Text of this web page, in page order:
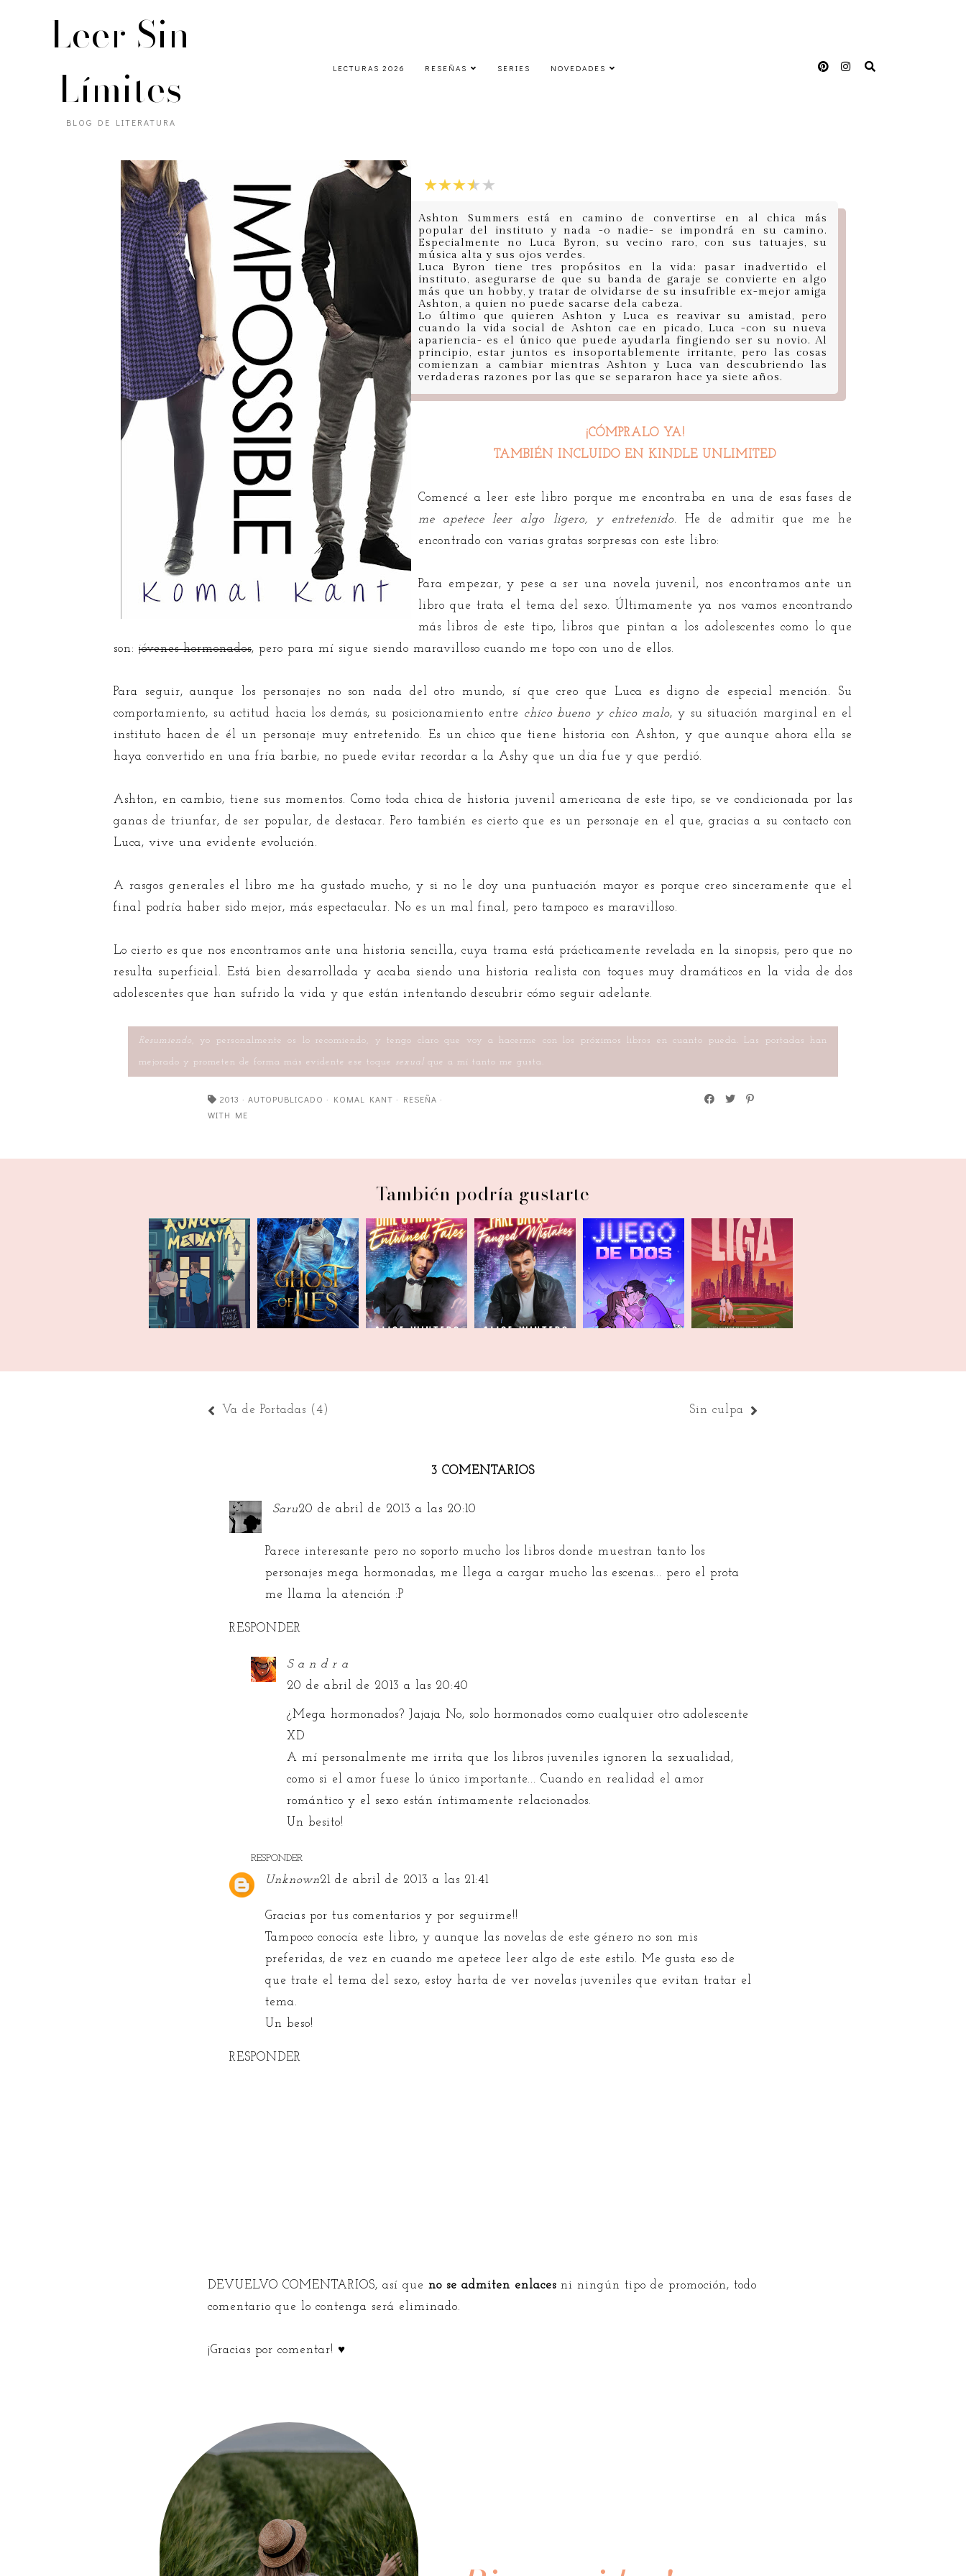
Leer Sin
Límites
BLOG DE LITERATURA
LECTURAS 2026 RESEÑAS SERIES NOVEDADES
Ashton Summers está en camino de convertirse en al chica más
popular del instituto y nada -o nadie- se impondrá en su camino.
Especialmente no Luca Byron, su vecino raro, con sus tatuajes, su
música alta y sus ojos verdes.
Luca Byron tiene tres propósitos en la vida: pasar inadvertido el
instituto, asegurarse de que su banda de garaje se convierte en algo
más que un hobby, y tratar de olvidarse de su insufrible ex-mejor amiga
Ashton, a quien no puede sacarse dela cabeza.
Lo último que quieren Ashton y Luca es reavivar su amistad, pero
cuando la vida social de Ashton cae en picado, Luca -con su nueva
apariencia- es el único que puede ayudarla fingiendo ser su novio. Al
principio, estar juntos es insoportablemente irritante, pero las cosas
comienzan a cambiar mientras Ashton y Luca van descubriendo las
verdaderas razones por las que se separaron hace ya siete años.
¡CÓMPRALO YA!
TAMBIÉN INCLUIDO EN KINDLE UNLIMITED
Comencé a leer este libro porque me encontraba en una de esas fases de
me apetece leer algo ligero, y entretenido.
He de admitir que me he
encontrado con varias gratas sorpresas con este libro:
Para empezar, y pese a ser una novela juvenil, nos encontramos ante un
libro que trata el tema del sexo. Últimamente ya nos vamos encontrando
más libros de este tipo, libros que pintan a los adolescentes como lo que
son: jóvenes hormonados, pero para mí sigue siendo maravilloso cuando me topo con uno de ellos.
Para seguir, aunque los personajes no son nada del otro mundo, sí que creo que Luca es digno de especial mención. Su
comportamiento, su actitud hacia los demás, su posicionamiento entre chico bueno y chico malo, y su situación marginal en el
instituto hacen de él un personaje muy entretenido. Es un chico que tiene historia con Ashton, y que aunque ahora ella se
haya convertido en una fría barbie, no puede evitar recordar a la Ashy que un día fue y que perdió.
Ashton, en cambio, tiene sus momentos. Como toda chica de historia juvenil americana de este tipo, se ve condicionada por las
ganas de triunfar, de ser popular, de destacar. Pero también es cierto que es un personaje en el que, gracias a su contacto con
Luca, vive una evidente evolución.
A rasgos generales el libro me ha gustado mucho, y si no le doy una puntuación mayor es porque creo sinceramente que el
final podría haber sido mejor, más espectacular. No es un mal final, pero tampoco es maravilloso.
Lo cierto es que nos encontramos ante una historia sencilla, cuya trama está prácticamente revelada en la sinopsis, pero que no
resulta superficial. Está bien desarrollada y acaba siendo una historia realista con toques muy dramáticos en la vida de dos
adolescentes que han sufrido la vida y que están intentando descubrir cómo seguir adelante.
Resumiendo , yo personalmente os lo recomiendo, y tengo claro que voy a hacerme con los próximos libros en cuanto pueda. Las portadas han
mejorado y prometen de forma más evidente ese toque sexualque a mí tanto me gusta.
2013 ·AUTOPUBLICADO · KOMAL KANT · RESEÑA ·
WITH ME
También podría gustarte
Aunque me
vaya
Ghost of Lies
Dire Straits and
Entwined Fates
Fake Dates and
Fanged Mistakes
Juego de dos En su propia liga
Va de Portadas (4) Sin culpa
3 COMENTARIOS
Saru20 de abril de 2013 a las 20:10
Parece interesante pero no soporto mucho los libros donde muestran tanto los
personajes mega hormonadas, me llega a cargar mucho las escenas... pero el prota
me llama la atención :P
RESPONDER
S a n d r a
20 de abril de 2013 a las 20:40
¿Mega hormonados? Jajaja No, solo hormonados como cualquier otro adolescente
XD
A mí personalmente me irrita que los libros juveniles ignoren la sexualidad,
como si el amor fuese lo único importante... Cuando en realidad el amor
romántico y el sexo están íntimamente relacionados.
Un besito!
RESPONDER
Unknown21 de abril de 2013 a las 21:41
Gracias por tus comentarios y por seguirme!!
Tampoco conocía este libro, y aunque las novelas de este género no son mis
preferidas, de vez en cuando me apetece leer algo de este estilo. Me gusta eso de
que trate el tema del sexo, estoy harta de ver novelas juveniles que evitan tratar el
tema.
Un beso!
RESPONDER
DEVUELVO COMENTARIOS, así queno se admiten enlaces ni ningún tipo de promoción, todo
comentario que lo contenga será eliminado.
¡Gracias por comentar! ♥